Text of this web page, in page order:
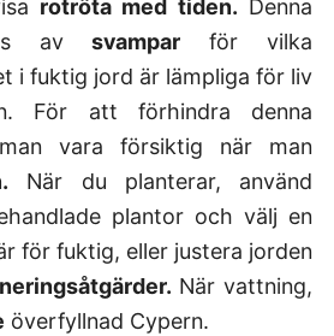
rotröta med tiden. Denna
avsvampar för vilka
i fuktig jord är lämpliga för liv
För att förhindra denna
vara försiktig när man
När du planterar, använd
plantor och välj en
för fuktig, eller justera jorden
När vattning,
överfyllnad Cypern.